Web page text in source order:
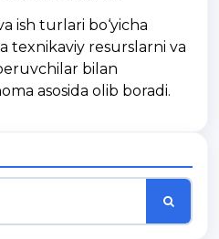
ish turlari bo‘yicha
texnikaviy resurslarni va
bilan
asosida olib boradi.